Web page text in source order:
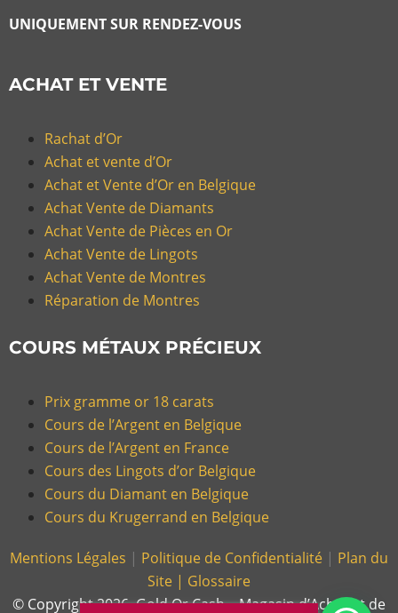
UNIQUEMENT SUR RENDEZ-VOUS
ACHAT ET VENTE
Rachat d’Or
Achat et vente d’Or
Achat et Vente d’Or en Belgique
Achat Vente de Diamants
Achat Vente de Pièces en Or
Achat Vente de Lingots
Achat Vente de Montres
Réparation de Montres
COURS MÉTAUX PRÉCIEUX
Prix gramme or 18 carats
Cours de l’Argent en Belgique
Cours de l’Argent en France
Cours des Lingots d’or Belgique
Cours du Diamant en Belgique
Cours du Krugerrand en Belgique
Mentions Légales | Politique de Confidentialité | Plan du
Site | Glossaire
© Copyright 2026, Gold Or Cash – Magasin d’Achat et de